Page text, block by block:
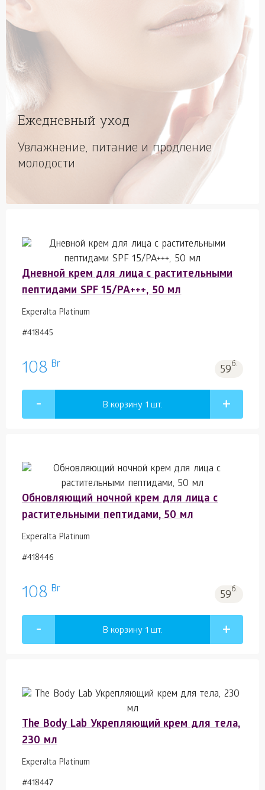
Ежедневный уход
Увлажнение, питание и продление
молодости
Дневной крем для лица с растительными
пептидами SPF 15/PA+++, 50 мл
Experalta Platinum
#418445
108 Br 59б.
В корзину 1 шт.
Обновляющий ночной крем для лица с
растительными пептидами, 50 мл
Experalta Platinum
#418446
108 Br 59б.
В корзину 1 шт.
The Body Lab Укрепляющий крем для тела,
230 мл
Experalta Platinum
#418447